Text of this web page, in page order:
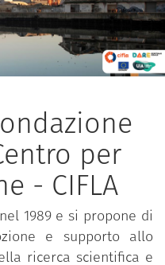
per
- CIFLA
1989 e si propone di
e supporto allo
ricerca scientifica e